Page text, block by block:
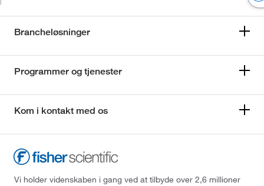
Brancheløsninger
Programmer og tjenester
Kom i kontakt med os
Vi holder videnskaben i gang ved at tilbyde over 2,6 millioner